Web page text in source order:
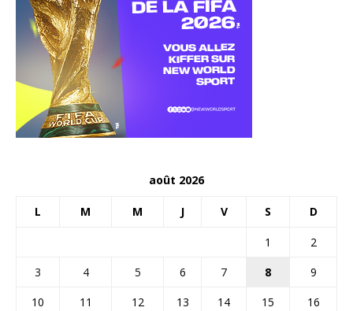
août 2026
L M M J V S D
1
2
3
4 5 6 7 8
9
10
11 12 13 14 15
16